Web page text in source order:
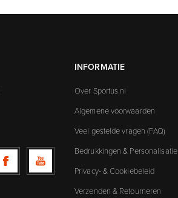
INFORMATIE
Over Sportus.nl
Algemene voorwaarden
Veel gestelde vragen (FAQ)
Bedrukkingen & Personalisatie
Privacy- & Cookiebeleid
Verzenden & Retourneren